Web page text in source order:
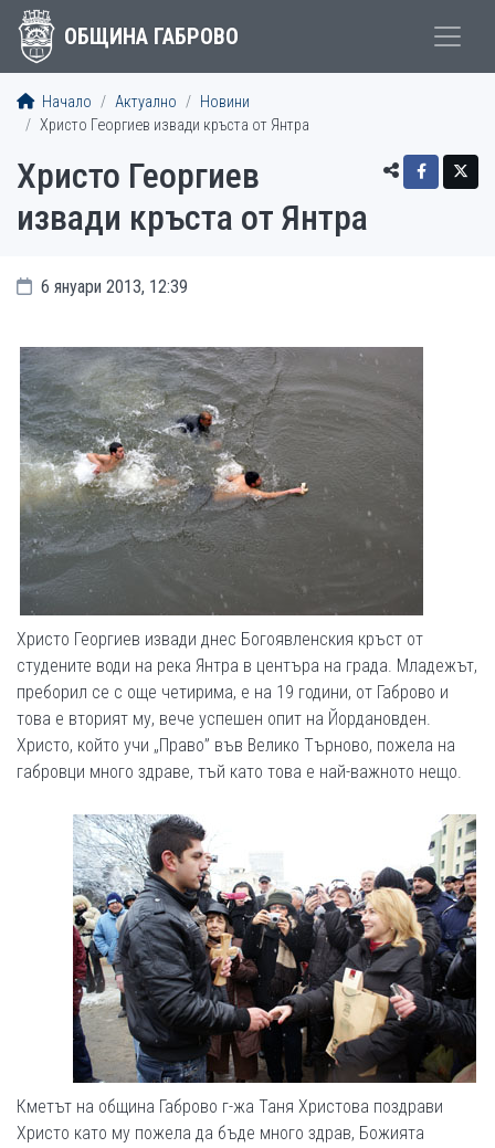
ОБЩИНА ГАБРОВО
Начало Актуално
Новини
Христо Георгиев извади кръста от Янтра
Христо Георгиев
извади кръста от Янтра
6 януари 2013, 12:39
Христо Георгиев извади днес Богоявленския кръст от
студените води на река Янтра в центъра на града. Младежът,
преборил се с още четирима, е на 19 години, от Габрово и
това е вторият му, вече успешен опит на Йордановден.
Христо, който учи „Право” във Велико Търново, пожела на
габровци много здраве, тъй като това е най-важното нещо.
Кметът на община Габрово г-жа Таня Христова поздрави
Христо като му пожела да бъде много здрав, Божията